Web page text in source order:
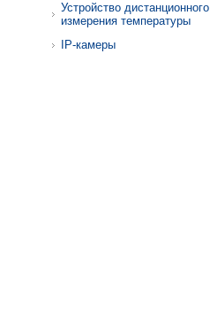
Устройство дистанционного
измерения температуры
IP-камеры